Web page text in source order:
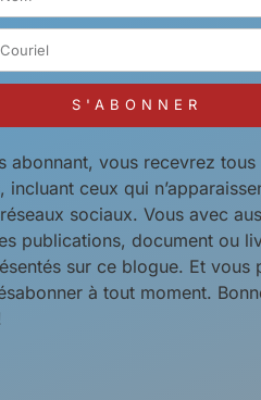
S'ABONNER
abonnant, vous recevrez tous
incluant ceux qui
sociaux. Vous avec
publications, document ou
sur ce blogue. Et vous
à tout moment.